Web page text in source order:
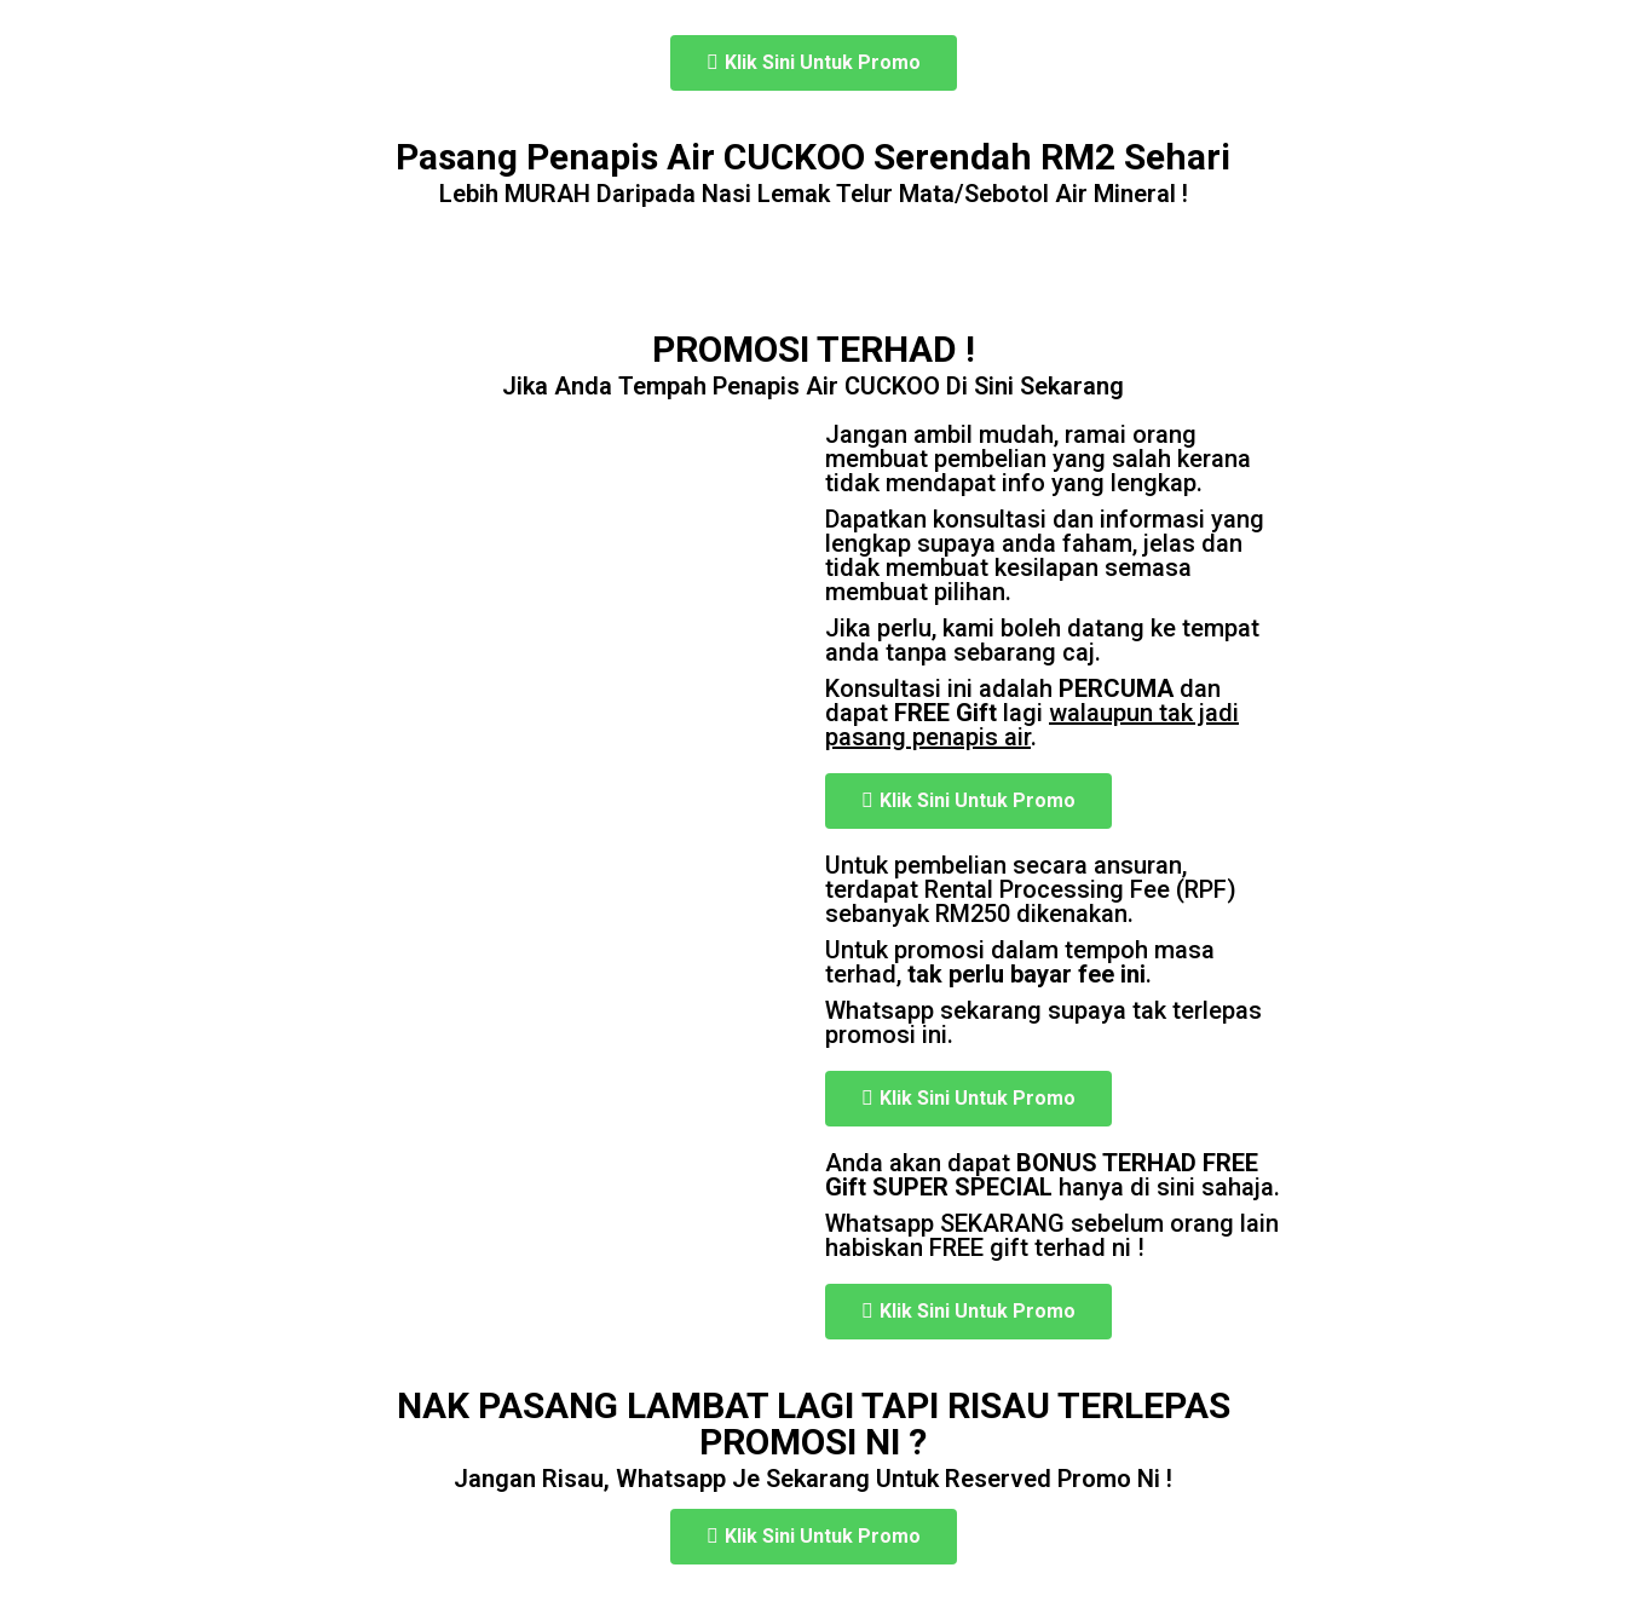
Klik Sini Untuk Promo
Pasang Penapis Air CUCKOO Serendah RM2 Sehari
Lebih MURAH Daripada Nasi Lemak Telur Mata/Sebotol Air Mineral !
PROMOSI TERHAD !
Jika Anda Tempah Penapis Air CUCKOO Di Sini Sekarang
Jangan ambil mudah, ramai orang
membuat pembelian yang salah kerana
tidak mendapat info yang lengkap.
Dapatkan konsultasi dan informasi yang
lengkap supaya anda faham, jelas dan
tidak membuat kesilapan semasa
membuat pilihan.
Jika perlu, kami boleh datang ke tempat
anda tanpa sebarang caj.
Konsultasi ini adalah PERCUMAdan
dapat FREE Gift lagi walaupun tak jadi
pasang penapis air.
Klik Sini Untuk Promo
Untuk pembelian secara ansuran,
terdapat Rental Processing Fee (RPF)
sebanyak RM250 dikenakan.
Untuk promosi dalam tempoh masa
terhad, tak perlu bayar fee ini.
Whatsapp sekarang supaya tak terlepas
promosi ini.
Klik Sini Untuk Promo
Anda akan dapat BONUS TERHAD FREE
Gift SUPER SPECIAL hanya di sini sahaja.
Whatsapp SEKARANG sebelum orang lain
habiskan FREE gift terhad ni !
Klik Sini Untuk Promo
NAK PASANG LAMBAT LAGI TAPI RISAU TERLEPAS
PROMOSI NI ?
Jangan Risau, Whatsapp Je Sekarang Untuk Reserved Promo Ni !
Klik Sini Untuk Promo